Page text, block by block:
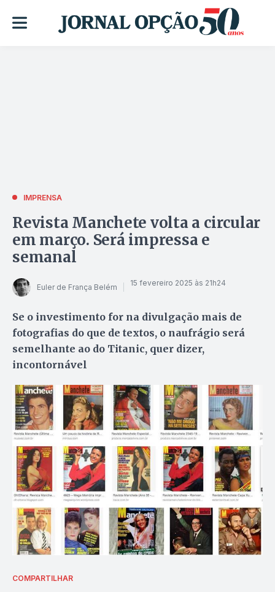
IMPRENSA
Revista Manchete volta a circular
em março. Será impressa e
semanal
Euler de França Belém 15 fevereiro 2025 às 21h24
Se o investimento for na divulgação mais de
fotografias do que de textos, o naufrágio será
semelhante ao do Titanic, quer dizer,
incontornável
COMPARTILHAR